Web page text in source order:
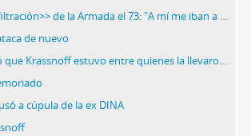
Arancibia y la <<infiltración>> de la Armada el 73: "A mí me iban a cortar el cuello…"
de nuevo
Bachelet reconoció que Krassnoff estuvo entre quienes la llevaron a Villa Grimaldi
a cúpula de la ex DINA